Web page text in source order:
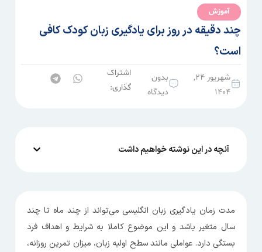
آموزش
چند دقیقه در روز برای یادگیری زبان کودک کافی
است؟
شهریور ۲۴,
۱۴۰۴
بدون
دیدگاه
اشتراک
گذاری:
آنچه در این نوشته خواهیم داشت
مدت زمان یادگیری زبان انگلیسی می‌تواند از چند ماه تا چند
سال متغیر باشد و این موضوع کاملا به شرایط و اهداف فرد
بستگی دارد. عواملی مانند سطح اولیه زبان، میزان تمرین روزانه،